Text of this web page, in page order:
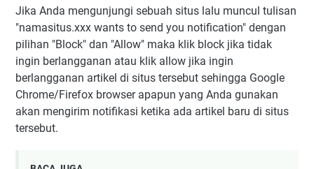
Jika Anda mengunjungi sebuah situs lalu muncul tulisan
"namasitus.xxx wants to send you notification" dengan
pilihan "Block" dan "Allow" maka klik block jika tidak
ingin berlangganan atau klik allow jika ingin
berlangganan artikel di situs tersebut sehingga Google
Chrome/Firefox browser apapun yang Anda gunakan
akan mengirim notifikasi ketika ada artikel baru di situs
tersebut.